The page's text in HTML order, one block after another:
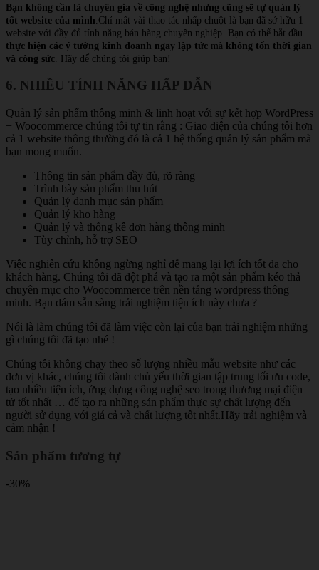
Bạn không cần là chuyên gia về công nghệ nhưng cũng sẽ tự quản lý
tốt website của mình .Chỉ mất vài thao tác nhấp chuột là bạn đã sở hữu 1
website với đầy đủ tính năng bán hàng chuyên nghiệp. Bạn có thể bắt đầu
thực hiện các ý tưởng kinh doanh ngay lập tức mà không tốn thời gian
và công sức . Hãy để chúng tôi giúp bạn!
6. NHIỀU TÍNH NĂNG HẤP DẪN
Quản lý sản phẩm thông minh & linh hoạt với sự kết hợp WordPress
+ Woocommerce chúng tôi tự tin rằng : Giao diện của chúng tôi hơn
cả 1 website thông thường đó là cả 1 hệ thống quản lý sản phẩm mà
bạn mong muốn.
Thông tin sản phẩm đầy đủ, rõ ràng
Trình bày sản phẩm thu hút
Quản lý danh mục sản phẩm
Quản lý kho hàng
Quản lý và thống kê đơn hàng thông minh
Tùy chỉnh, hỗ trợ SEO
Việc nghiên cứu không ngừng nghỉ để mang lại lợi ích tốt đa cho
khách hàng. Chúng tôi đã đột phá và tạo ra một sản phẩm kéo thả
chuyên mục cho Woocommerce trên nền tảng wordpress thông
minh. Bạn dám sẵn sàng trải nghiệm tiện ích này chưa ?
Nói là làm chúng tôi đã làm việc còn lại của bạn trải nghiệm những
gì chúng tôi đã tạo nhé !
Chúng tôi không chạy theo số lượng nhiều mẫu website như các
đơn vị khác, chúng tôi dành chủ yếu thời gian tập trung tối ưu code,
tạo nhiều tiện ích, ứng dựng công nghệ seo trong thương mại điện
tử tốt nhất … để tạo ra những sản phẩm thực sự chất lượng đến
người sử dụng với giá cả và chất lượng tốt nhất.Hãy trải nghiệm và
cảm nhận !
Sản phẩm tương tự
-30%